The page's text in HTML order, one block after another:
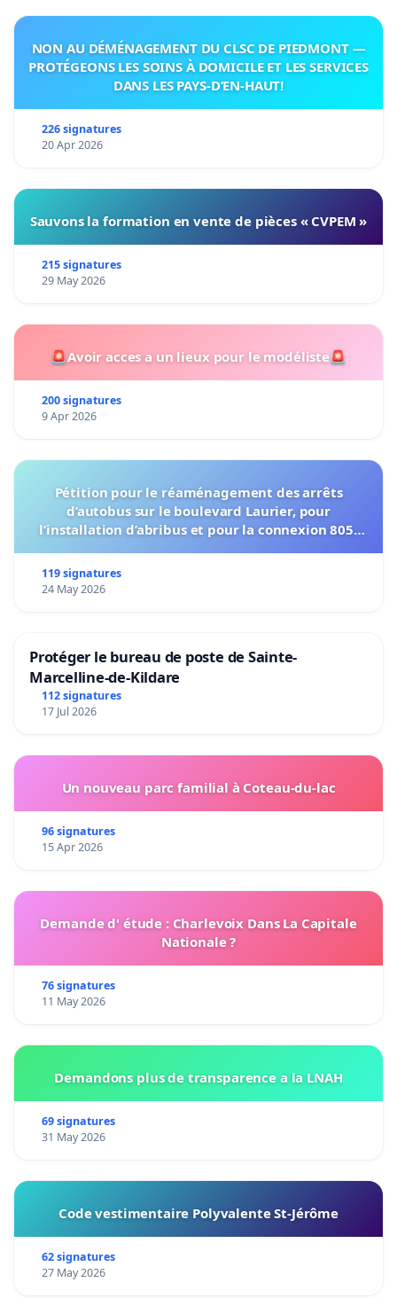
NON AU DÉMÉNAGEMENT DU CLSC DE PIEDMONT —
PROTÉGEONS LES SOINS À DOMICILE ET LES SERVICES
DANS LES PAYS-D’EN-HAUT!
226 signatures
20 Apr 2026
Sauvons la formation en vente de pièces « CVPEM »
215 signatures
29 May 2026
🚨Avoir acces a un lieux pour le modéliste🚨
200 signatures
9 Apr 2026
Pétition pour le réaménagement des arrêts
d’autobus sur le boulevard Laurier, pour
l’installation d’abribus et pour la connexion 805-
119 signatures
24 May 2026
Protéger le bureau de poste de Sainte-
Marcelline-de-Kildare
112 signatures
17 Jul 2026
Un nouveau parc familial à Coteau-du-lac
96 signatures
15 Apr 2026
Demande d' étude : Charlevoix Dans La Capitale
Nationale ?
76 signatures
11 May 2026
Demandons plus de transparence a la LNAH
69 signatures
31 May 2026
Code vestimentaire Polyvalente St-Jérôme
62 signatures
27 May 2026